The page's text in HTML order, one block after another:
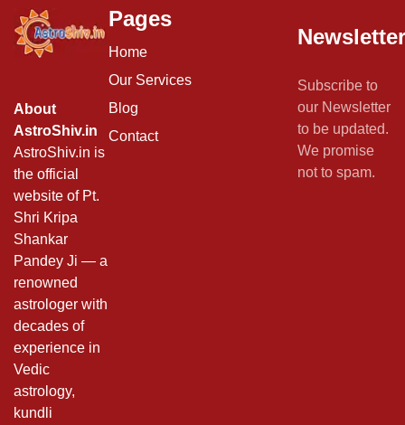
About
AstroShiv.in
AstroShiv.in is
the official
website of Pt.
Shri Kripa
Shankar
Pandey Ji — a
renowned
astrologer with
decades of
experience in
Vedic
astrology,
kundli
Pages
Home
Our Services
Blog
Contact
Newsletter
Subscribe to
our Newsletter
to be updated.
We promise
not to spam.